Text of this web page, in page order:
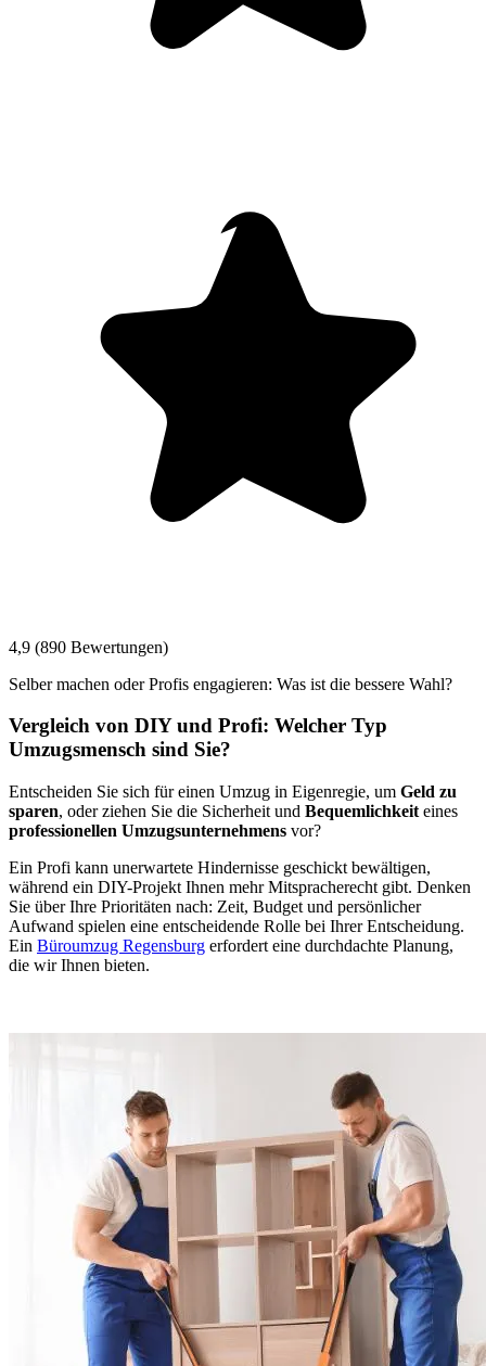
4,9 (890 Bewertungen)
Selber machen oder Profis engagieren: Was ist die bessere Wahl?
Vergleich von DIY und Profi: Welcher Typ
Umzugsmensch sind Sie?
Entscheiden Sie sich für einen Umzug in Eigenregie, um Geld zu
sparen, oder ziehen Sie die Sicherheit und Bequemlichkeit eines
professionellen Umzugsunternehmens vor?
Ein Profi kann unerwartete Hindernisse geschickt bewältigen,
während ein DIY-Projekt Ihnen mehr Mitspracherecht gibt. Denken
Sie über Ihre Prioritäten nach: Zeit, Budget und persönlicher
Aufwand spielen eine entscheidende Rolle bei Ihrer Entscheidung.
Ein Büroumzug Regensburg erfordert eine durchdachte Planung,
die wir Ihnen bieten.